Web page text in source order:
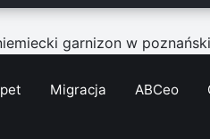
garnizon w
Migracja ABCeo